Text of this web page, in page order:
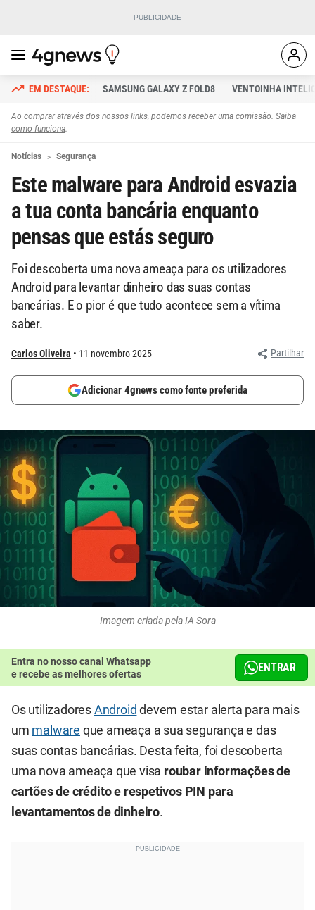
SAMSUNG GALAXY Z FOLD8 VENTOINHA
Ao comprar através dos nossos links, podemos receber uma comissão. Saiba
como funciona.
Notícias Segurança
Este malware para Android esvazia
a tua conta bancária enquanto
pensas que estás seguro
Foi descoberta uma nova ameaça para os utilizadores
Android para levantar dinheiro das suas contas
bancárias. E o pior é que tudo acontece sem a vítima
saber.
Carlos Oliveira 11 novembro 2025 Partilhar
Adicionar 4gnews como fonte preferida
Imagem criada pela IA Sora
Entra no nosso canal Whatsapp
e recebe as melhores ofertas
ENTRAR
Os utilizadores Android devem estar alerta para mais
um malware que ameaça a sua segurança e das
suas contas bancárias. Desta feita, foi descoberta
uma nova ameaça que visa roubar informações de
cartões de crédito e respetivos PIN para
levantamentos de dinheiro.